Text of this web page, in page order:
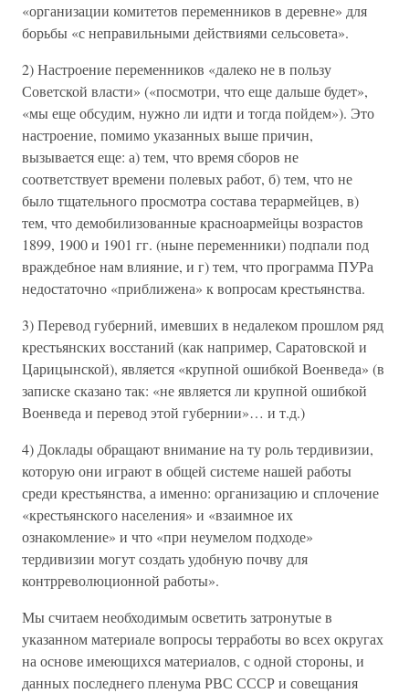
«организации комитетов переменников в деревне» для
борьбы «с неправильными действиями сельсовета».
2) Настроение переменников «далеко не в пользу
Советской власти» («посмотри, что еще дальше будет»,
«мы еще обсудим, нужно ли идти и тогда пойдем»). Это
настроение, помимо указанных выше причин,
вызывается еще: а) тем, что время сборов не
соответствует времени полевых работ, б) тем, что не
было тщательного просмотра состава терармейцев, в)
тем, что демобилизованные красноармейцы возрастов
1899, 1900 и 1901 гг. (ныне переменники) подпали под
враждебное нам влияние, и г) тем, что программа ПУРа
недостаточно «приближена» к вопросам крестьянства.
3) Перевод губерний, имевших в недалеком прошлом ряд
крестьянских восстаний (как например, Саратовской и
Царицынской), является «крупной ошибкой Военведа» (в
записке сказано так: «не является ли крупной ошибкой
Военведа и перевод этой губернии»… и т.д.)
4) Доклады обращают внимание на ту роль тердивизии,
которую они играют в общей системе нашей работы
среди крестьянства, а именно: организацию и сплочение
«крестьянского населения» и «взаимное их
ознакомление» и что «при неумелом подходе»
тердивизии могут создать удобную почву для
контрреволюционной работы».
Мы считаем необходимым осветить затронутые в
указанном материале вопросы терработы во всех округах
на основе имеющихся материалов, с одной стороны, и
данных последнего пленума РВС СССР и совещания